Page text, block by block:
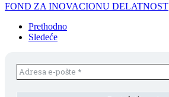
FOND ZA INOVACIONU DELATNOST
Prethodno
Sledeće